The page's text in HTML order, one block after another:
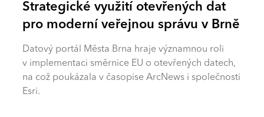
Strategické využití otevřených dat
pro moderní veřejnou správu v Brně
Datový portál Města Brna hraje významnou roli
v implementaci směrnice EU o otevřených datech,
na což poukázala v časopise ArcNews i společnosti
Esri.